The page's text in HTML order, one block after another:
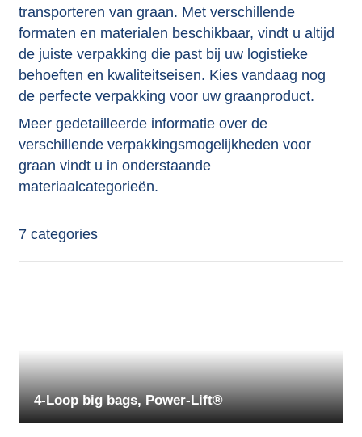
transporteren van graan. Met verschillende
formaten en materialen beschikbaar, vindt u altijd
de juiste verpakking die past bij uw logistieke
behoeften en kwaliteitseisen. Kies vandaag nog
de perfecte verpakking voor uw graanproduct.
Meer gedetailleerde informatie over de
verschillende verpakkingsmogelijkheden voor
graan vindt u in onderstaande
materiaalcategorieën.
7categories
4-Loop big bags, Power-Lift®